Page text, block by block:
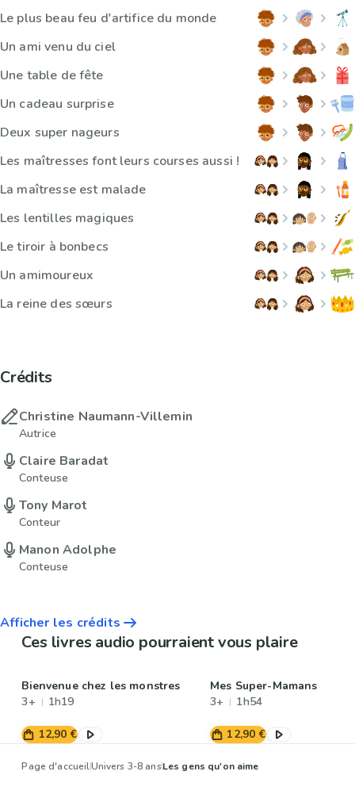
Le plus beau feu d'artifice du monde
Un ami venu du ciel
Une table de fête
Un cadeau surprise
Deux super nageurs
Les maîtresses font leurs courses aussi !
La maîtresse est malade
Les lentilles magiques
Le tiroir à bonbecs
Un amimoureux
La reine des sœurs
Crédits
Christine Naumann-Villemin
Autrice
Claire Baradat
Conteuse
Tony Marot
Conteur
Manon Adolphe
Conteuse
Afficher les crédits
Ces livres audio pourraient vous plaire
Bienvenue chez les monstres
3+
1h19
12,90 €
Mes Super-Mamans
3+
1h54
12,90 €
Page d'accueilUnivers 3-8 ansLes gens qu'on aime